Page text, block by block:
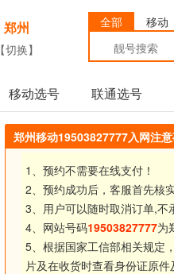
郑州
【切换】
全部 移动
移动选号 联通选号
郑州移动19503827777入网注
1、预约不需要在线支付！
2、预约成功后，客服首先核
3、用户可以随时取消订单,不
4、网站号码19503827777为
5、根据国家工信部相关规定
片及在收货时查看身份证原